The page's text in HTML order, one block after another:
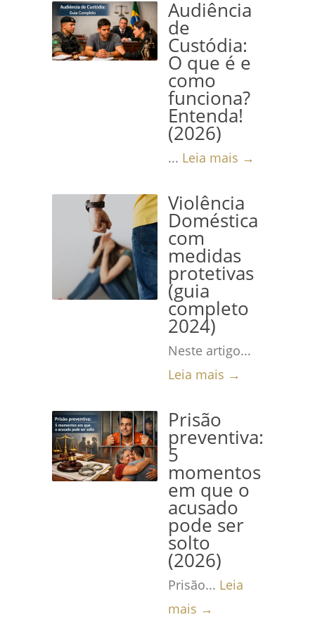
Audiência
de
Custódia:
O que é e
como
funciona?
Entenda!
(2026)
... Leia mais →
Violência
Doméstica
com
medidas
protetivas
(guia
completo
2024)
Neste artigo...
Leia mais →
Prisão
preventiva:
5
momentos
em que o
acusado
pode ser
solto
(2026)
Prisão... Leia
mais →